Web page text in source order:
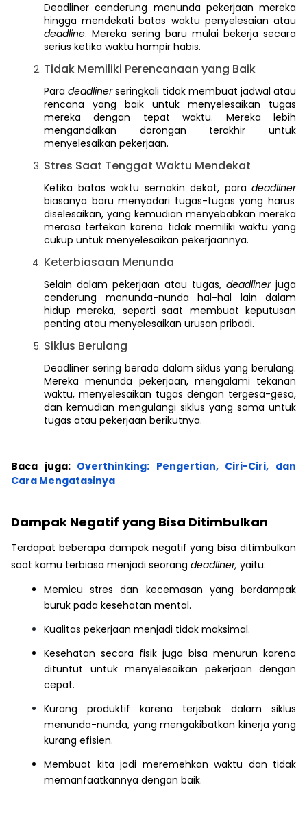
Deadliner cenderung menunda pekerjaan mereka
hingga mendekati batas waktu penyelesaian atau
deadline. Mereka sering baru mulai bekerja secara
serius ketika waktu hampir habis.
Tidak Memiliki Perencanaan yang Baik
Paradeadlinerseringkali tidak membuat jadwal atau
rencana yang baik untuk menyelesaikan tugas
mereka dengan tepat waktu. Mereka lebih
mengandalkan dorongan terakhir untuk
menyelesaikan pekerjaan.
Stres Saat Tenggat Waktu Mendekat
Ketika batas waktu semakin dekat, para deadliner
biasanya baru menyadari tugas-tugas yang harus
diselesaikan, yang kemudian menyebabkan mereka
merasa tertekan karena tidak memiliki waktu yang
cukup untuk menyelesaikan pekerjaannya.
Keterbiasaan Menunda
Selain dalam pekerjaan atau tugas, deadlinerjuga
cenderung menunda-nunda hal-hal lain dalam
hidup mereka, seperti saat membuat keputusan
penting atau menyelesaikan urusan pribadi.
Siklus Berulang
Deadliner sering berada dalam siklus yang berulang.
Mereka menunda pekerjaan, mengalami tekanan
waktu, menyelesaikan tugas dengan tergesa-gesa,
dan kemudian mengulangi siklus yang sama untuk
tugas atau pekerjaan berikutnya.
Baca juga: Overthinking: Pengertian, Ciri-Ciri, dan
Cara Mengatasinya
Dampak Negatif yang Bisa Ditimbulkan
Terdapat beberapa dampak negatif yang bisa ditimbulkan
saat kamu terbiasa menjadi seorang deadliner, yaitu:
Memicu stres dan kecemasan yang berdampak
buruk pada kesehatan mental.
Kualitas pekerjaan menjadi tidak maksimal.
Kesehatan secara fisik juga bisa menurun karena
dituntut untuk menyelesaikan pekerjaan dengan
cepat.
Kurang produktif karena terjebak dalam siklus
menunda-nunda, yang mengakibatkan kinerja yang
kurang efisien.
Membuat kita jadi meremehkan waktu dan tidak
memanfaatkannya dengan baik.